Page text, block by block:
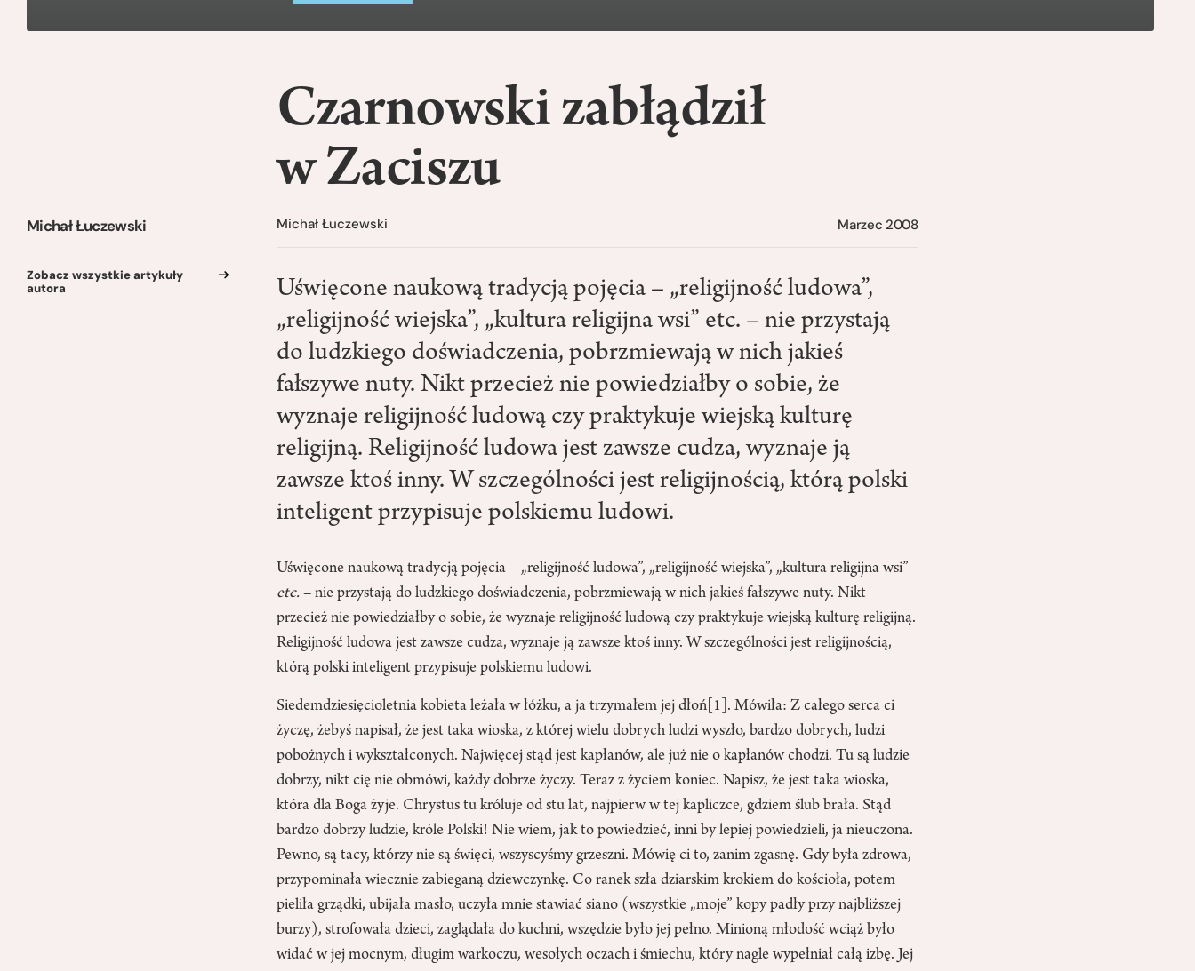
Michał Łuczewski
Zobacz wszystkie artykuły
autora
Czarnowski zabłądził
w Zaciszu
Michał Łuczewski Marzec 2008
Uświęcone naukową tradycją pojęcia – „religijność ludowa”,
„religijność wiejska”, „kultura religijna wsi” etc. – nie przystają
do ludzkiego doświadczenia, pobrzmiewają w nich jakieś
fałszywe nuty. Nikt przecież nie powiedziałby o sobie, że
wyznaje religijność ludową czy praktykuje wiejską kulturę
religijną. Religijność ludowa jest zawsze cudza, wyznaje ją
zawsze ktoś inny. W szczególności jest religijnością, którą polski
inteligent przypisuje polskiemu ludowi.
Uświęcone naukową tradycją pojęcia – „religijność ludowa”, „religijność wiejska”, „kultura religijna wsi”
etc. – nie przystają do ludzkiego doświadczenia, pobrzmiewają w nich jakieś fałszywe nuty. Nikt
przecież nie powiedziałby o sobie, że wyznaje religijność ludową czy praktykuje wiejską kulturę religijną.
Religijność ludowa jest zawsze cudza, wyznaje ją zawsze ktoś inny. W szczególności jest religijnością,
którą polski inteligent przypisuje polskiemu ludowi.
Siedemdziesięcioletnia kobieta leżała w łóżku, a ja trzymałem jej dłoń [1] . Mówiła: Z całego serca ci
życzę, żebyś napisał, że jest taka wioska, z której wielu dobrych ludzi wyszło, bardzo dobrych, ludzi
pobożnych i wykształconych. Najwięcej stąd jest kapłanów, ale już nie o kapłanów chodzi. Tu są ludzie
dobrzy, nikt cię nie obmówi, każdy dobrze życzy. Teraz z życiem koniec. Napisz, że jest taka wioska,
która dla Boga żyje. Chrystus tu króluje od stu lat, najpierw w tej kapliczce, gdziem ślub brała. Stąd
bardzo dobrzy ludzie, króle Polski! Nie wiem, jak to powiedzieć, inni by lepiej powiedzieli, ja nieuczona.
Pewno, są tacy, którzy nie są święci, wszyscyśmy grzeszni. Mówię ci to, zanim zgasnę. Gdy była zdrowa,
przypominała wiecznie zabieganą dziewczynkę. Co ranek szła dziarskim krokiem do kościoła, potem
pieliła grządki, ubijała masło, uczyła mnie stawiać siano (wszystkie „moje” kopy padły przy najbliższej
burzy), strofowała dzieci, zaglądała do kuchni, wszędzie było jej pełno. Minioną młodość wciąż było
widać w jej mocnym, długim warkoczu, wesołych oczach i śmiechu, który nagle wypełniał całą izbę. Jej